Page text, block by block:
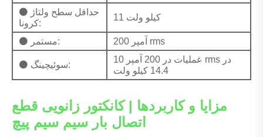
⚫ حداقل سطح ولتاژ
کرونا:
11 کیلو ولت
⚫ مستمر: 200 آمپر rms
⚫ سوئیچینگ:
10 عملیات در 200 آمپر rms در
14.4 کیلو ولت
مزایا و کاربردها | کانکتور زانویی قطع
اتصال بار سیم سیم پیچ